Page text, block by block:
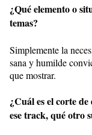
¿Qué elemento o
temas?
Simplemente la
sana y humilde
que mostrar.
¿Cuál es el corte
ese track, qué otro